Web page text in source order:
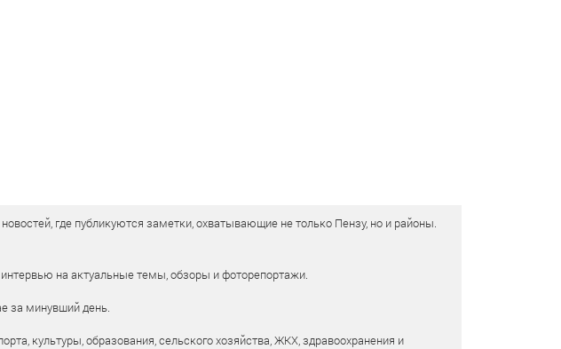
где публикуются заметки, охватывающие не только Пензу, но и районы.
на актуальные темы, обзоры и фоторепортажи.
за минувший день.
культуры, образования, сельского хозяйства, ЖКХ, здравоохранения и